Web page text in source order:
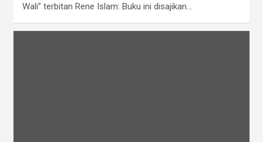
Wali” terbitan Rene Islam: Buku ini disajikan…